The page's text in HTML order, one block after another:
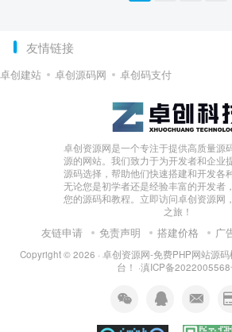
友情链接
卓创建站 卓创源码网 卓创码支付
卓创资源网是一个专注于提供高质量源
源的网站。我们致力于为开发者和企业
源码选择，帮助他们快速搭建和开发各
无论您是初学者还是经验丰富的开发者
您的源码和教程。立即访问卓创资源网
之旅！
友链申请 免责声明 搭建价格 广
Copyright © 2026 · 卓创资源网-免费PHP网站源
台！ ·滇ICP备2022005568